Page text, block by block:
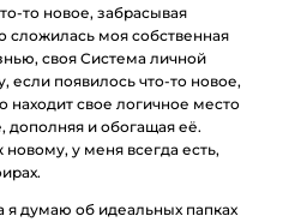
то новое, забрасывая
сложилась моя собственная
своя Система личной
если появилось что-то новое,
находит свое логичное место
дополняя и обогащая её.
у меня всегда есть,
я думаю об идеальных папках